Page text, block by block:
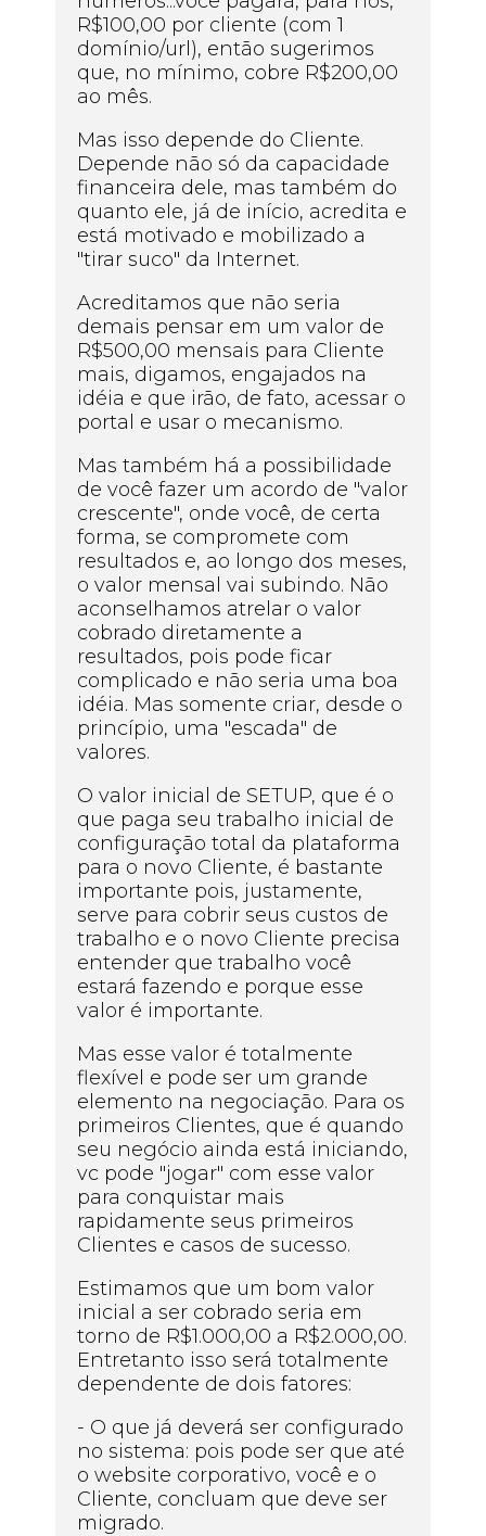
R$100,00 por cliente (com 1
domínio/url), então sugerimos
que, no mínimo, cobre R$200,00
ao mês.
Mas isso depende do Cliente.
Depende não só da capacidade
financeira dele, mas também do
quanto ele, já de início, acredita e
está motivado e mobilizado a
"tirar suco" da Internet.
Acreditamos que não seria
demais pensar em um valor de
R$500,00 mensais para Cliente
mais, digamos, engajados na
idéia e que irão, de fato, acessar o
portal e usar o mecanismo.
Mas também há a possibilidade
de você fazer um acordo de "valor
crescente", onde você, de certa
forma, se compromete com
resultados e, ao longo dos meses,
o valor mensal vai subindo. Não
aconselhamos atrelar o valor
cobrado diretamente a
resultados, pois pode ficar
complicado e não seria uma boa
idéia. Mas somente criar, desde o
princípio, uma "escada" de
valores.
O valor inicial de SETUP, que é o
que paga seu trabalho inicial de
configuração total da plataforma
para o novo Cliente, é bastante
importante pois, justamente,
serve para cobrir seus custos de
trabalho e o novo Cliente precisa
entender que trabalho você
estará fazendo e porque esse
valor é importante.
Mas esse valor é totalmente
flexível e pode ser um grande
elemento na negociação. Para os
primeiros Clientes, que é quando
seu negócio ainda está iniciando,
vc pode "jogar" com esse valor
para conquistar mais
rapidamente seus primeiros
Clientes e casos de sucesso.
Estimamos que um bom valor
inicial a ser cobrado seria em
torno de R$1.000,00 a R$2.000,00.
Entretanto isso será totalmente
dependente de dois fatores:
- O que já deverá ser configurado
no sistema: pois pode ser que até
o website corporativo, você e o
Cliente, concluam que deve ser
migrado.